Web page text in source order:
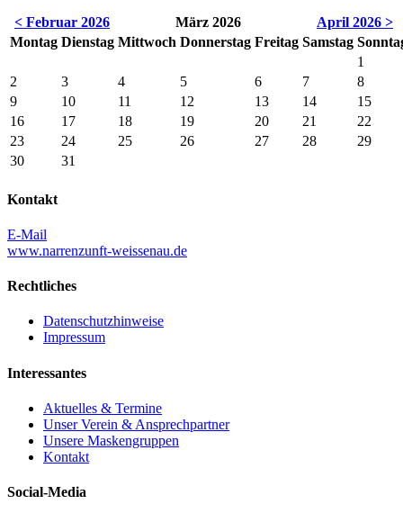
< Februar 2026 März 2026
April 2026 >
Montag Dienstag Mittwoch Donnerstag Freitag Samstag
1
2
3 4 5 6 7
8
9
10 11 12 13 14
15
16
17 18 19 20 21
22
23
24 25 26 27 28
29
30
31
Kontakt
E-Mail
www.narrenzunft-weissenau.de
Rechtliches
Datenschutzhinweise
Impressum
Interessantes
Aktuelles & Termine
Unser Verein & Ansprechpartner
Unsere Maskengruppen
Kontakt
Social-Media